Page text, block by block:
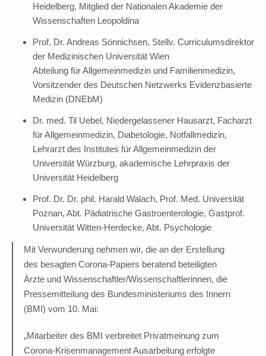
Heidelberg, Mitglied der Nationalen Akademie der
Wissenschaften Leopoldina
Prof. Dr. Andreas Sönnichsen, Stellv. Curriculumsdirektor
der Medizinischen Universität Wien
Abteilung für Allgemeinmedizin und Familienmedizin,
Vorsitzender des Deutschen Netzwerks Evidenzbasierte
Medizin (DNEbM)
Dr. med. Til Uebel, Niedergelassener Hausarzt, Facharzt
für Allgemeinmedizin, Diabetologie, Notfallmedizin,
Lehrarzt des Institutes für Allgemeinmedizin der
Universität Würzburg, akademische Lehrpraxis der
Universität Heidelberg
Prof. Dr. Dr. phil. Harald Walach, Prof. Med. Universität
Poznan, Abt. Pädiatrische Gastroenterologie, Gastprof.
Universität Witten-Herdecke, Abt. Psychologie
Mit Verwunderung nehmen wir, die an der Erstellung
des besagten Corona-Papiers beratend beteiligten
Ärzte und Wissenschaftler/Wissenschaftlerinnen, die
Pressemitteilung des Bundesministeriums des Innern
(BMI) vom 10. Mai:
„Mitarbeiter des BMI verbreitet Privatmeinung zum
Corona-Krisenmanagement Ausarbeitung erfolgte